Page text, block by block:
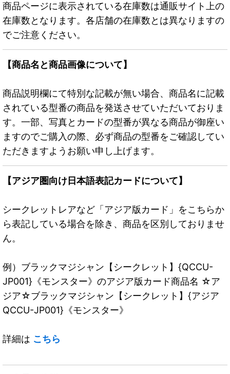
商品ページに表示されている在庫数は通販サイト上の
在庫数となります。各店舗の在庫数とは異なりますの
でご注意ください。
【商品名と商品画像について】
商品説明欄にて特別な記載が無い場合、商品名に記載
されている型番の商品を発送させていただいておりま
す。一部、写真とカードの型番が異なる商品が御座い
ますのでご購入の際、必ず商品の型番をご確認してい
ただきますようお願い申し上げます。
【アジア圏向け日本語表記カードについて】
シークレットレアなど「アジア版カード」をこちらか
ら表記している場合を除き、商品を区別しておりませ
ん。
例）ブラックマジシャン【シークレット】{QCCU-
JP001}《モンスター》のアジア版カード商品名 ☆ア
ジア☆ブラックマジシャン【シークレット】{アジア
QCCU-JP001}《モンスター》
詳細は こちら